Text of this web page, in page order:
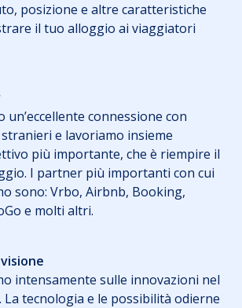
posizione e altre caratteristiche
il tuo alloggio ai viaggiatori
un’eccellente connessione con
e lavoriamo insieme
più importante, che è riempire il
I partner più importanti con cui
sono: Vrbo, Airbnb, Booking,
e molti altri.
intensamente sulle innovazioni nel
La tecnologia e le possibilità odierne